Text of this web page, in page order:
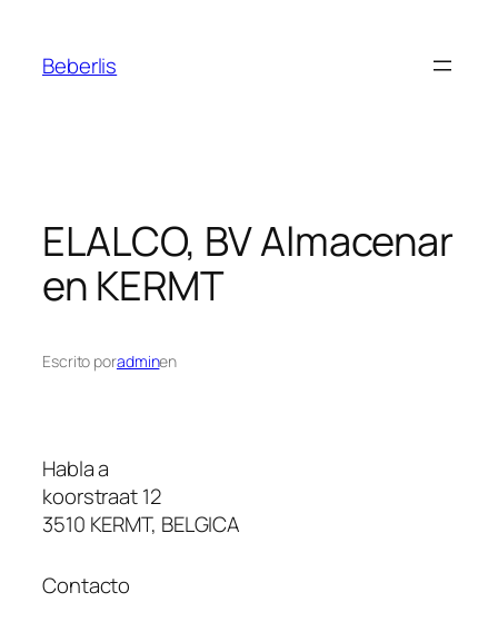
Beberlis
ELALCO, BVAlmacenar
en KERMT
Escrito poradminen
Habla a
koorstraat 12
3510 KERMT, BELGICA
Contacto